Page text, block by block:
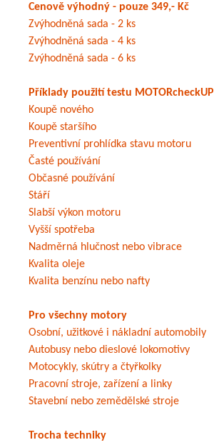
Cenově výhodný - pouze 349,- Kč
Zvýhodněná sada - 2 ks
Zvýhodněná sada - 4 ks
Zvýhodněná sada - 6 ks
Příklady použití testu MOTORcheckUP
Koupě nového
Koupě staršího
Preventivní prohlídka stavu motoru
Časté používání
Občasné používání
Stáří
Slabší výkon motoru
Vyšší spotřeba
Nadměrná hlučnost nebo vibrace
Kvalita oleje
Kvalita benzínu nebo nafty
Pro všechny motory
Osobní, užitkové i nákladní automobily
Autobusy nebo dieslové lokomotivy
Motocykly, skútry a čtyřkolky
Pracovní stroje, zařízení a linky
Stavební nebo zemědělské stroje
Trocha techniky